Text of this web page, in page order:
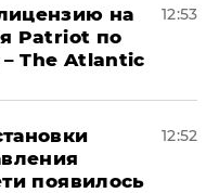
на
Patriot по
The Atlantic
12:53
появилось
12:52